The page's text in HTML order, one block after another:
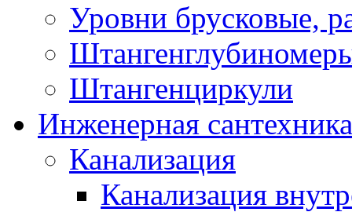
Уровни брусковые,
Штангенциркули
Инженерная сантехника
Канализация
Канализация